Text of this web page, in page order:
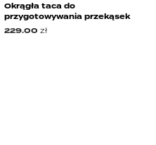
Okrągła taca do
przygotowywania przekąsek
229.00 zł